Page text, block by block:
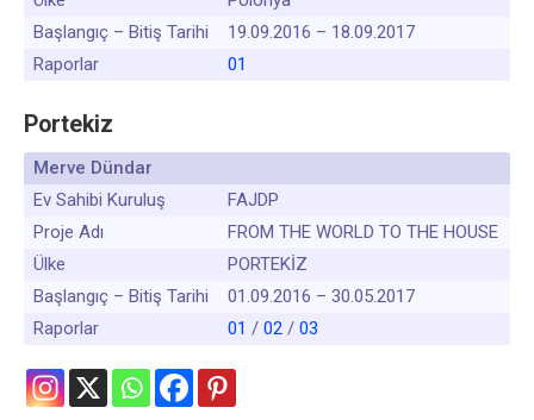
Başlangıç – Bitiş Tarihi
19.09.2016 – 18.09.2017
Raporlar
01
Portekiz
Merve Dündar
Ev Sahibi Kuruluş
FAJDP
Proje Adı
FROM THE WORLD TO THE HOUSE
Ülke
PORTEKİZ
Başlangıç – Bitiş Tarihi
01.09.2016 – 30.05.2017
Raporlar
01 / 02 / 03